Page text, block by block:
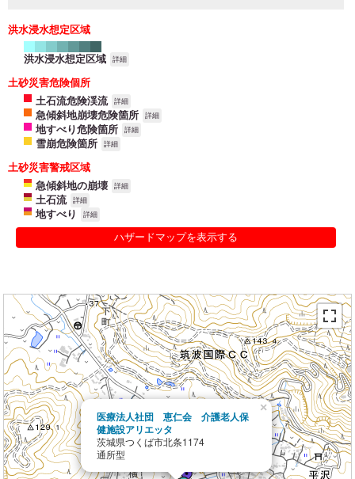
洪水浸水想定区域
洪水浸水想定区域 詳細
土砂災害危険個所
土石流危険渓流
詳細
急傾斜地崩壊危険箇所 詳細
地すべり危険箇所 詳細
雪崩危険箇所 詳細
土砂災害警戒区域
急傾斜地の崩壊
詳細
土石流 詳細
地すべり 詳細
ハザードマップを表示する
医療法人社団 恵仁会 介護老人保
健施設アリエッタ
茨城県つくば市北条1174
通所型
×